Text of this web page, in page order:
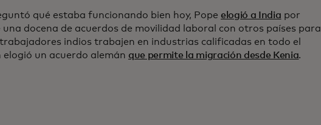
qué estaba funcionando bien hoy, Pope elogió a India por
una docena de acuerdos de movilidad laboral con otros países para
indios trabajen en industrias calificadas en todo el
elogió un acuerdo alemán que permite la migración desde Kenia.